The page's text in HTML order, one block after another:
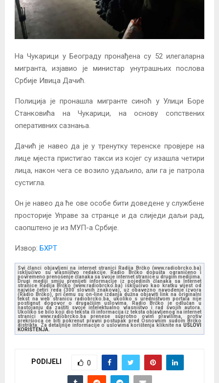
На Чукарици у Београду пронађена су 52 илегаларна
мигранта, изјавио је министар унутрашњих послова
Србије Ивица Дачић.
Полиција је пронашла мигранте синоћ у Улици Боре
Станковића на Чукарици, на основу сопствених
оперативних сазнања.
Дачић је навео да је у тренутку теренске провјере на
лице мјеста пристигао такси из којег су изашла четири
лица, након чега се возило удаљило, али га је патрола
сустигла.
Он је навео да ће ове особе бити доведене у службене
просторије Управе за странце и да слиједи даљи рад,
саопштено је из МУП-а Србије.
Извор: БХРТ
Svi članci objavljeni na internet stranici Radija Brčko (www.radiobrcko.ba)
isključivo su vlasništvo redakcije. Radio Brčko dopušta ograničeno i
povremeno prenošenje članaka sa svoje internet stranice u drugim medijima.
Drugi mediji smiju prenijeti informacije iz pojedinih članaka sa Internet
stranice Radija Brčko (www.radiobrcko.ba) isključivo kao kratku vijest od
najviše četiri reda (300 slovnih znakova), uz obavezno navođenje izvora
(Radio Brčko), pri čemu su on-line izdanja dužna objaviti link na originalni
tekst na web stranicu radiobrcko.ba, ukoliko s uredništvom portala nije
postignut dogovor o drugačijim uslovima. Radio Brčko je odlučan u
nastojanju da zaštiti svoje intelektualno vlasništvo i rad svojih autora.
Ukoliko se bilo koji dio teksta ili informacija iz teksta objavljenog na internet
stranici www.radiobrcko.ba prenese suprotno ovim pravilima, protiv
prekršioca će biti pokrenut pravni postupak pred Osnovnim sudom Brčko
distrikta. Za detaljnije informacije o uslovima korištenja kliknite na USLOVI
KORIŠTENJA.
PODIJELI 0